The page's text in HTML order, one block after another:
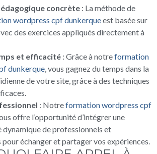
concrète : La méthode de
wordpress cpf dunkerqueest basée sur
des exercices appliqués directement à
et efficacité : Grâce à notreformation
dunkerque, vous gagnez du temps dans la
de votre site, grâce à des techniques
: Notreformation wordpress cpf
offre l’opportunité d’intégrer une
dynamique de professionnels et
pour échanger et partager vos expériences.